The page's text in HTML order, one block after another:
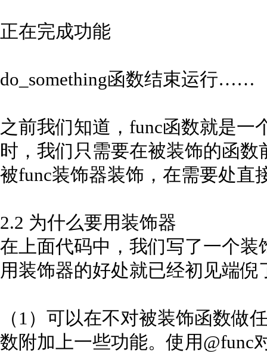
正在完成功能
do_something函数结束运行……
之前我们知道，func函数就是一
时，我们只需要在被装饰的函数
被func装饰器装饰，在需要处直
2.2 为什么要用装饰器
在上面代码中，我们写了一个
用装饰器的好处就已经初见端倪
（1）可以在不对被装饰函数做
数附加上一些功能。使用@func